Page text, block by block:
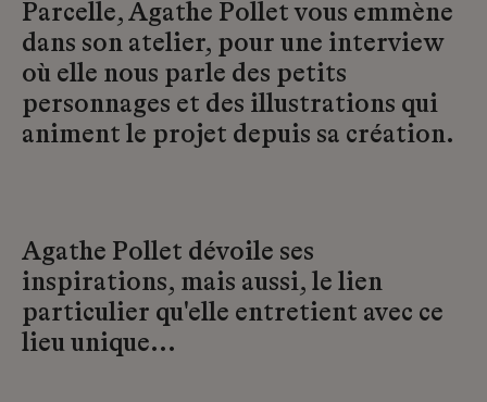
Parcelle, Agathe Pollet vous emmène
dans son atelier, pour une interview
où elle nous parle des petits
personnages et des illustrations qui
animent le projet depuis sa création.
Agathe Pollet dévoile ses
inspirations, mais aussi, le lien
particulier qu'elle entretient avec ce
lieu unique...